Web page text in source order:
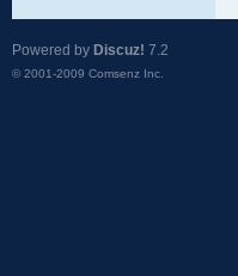
Powered by Discuz! 7.2
© 2001-2009 Comsenz Inc.